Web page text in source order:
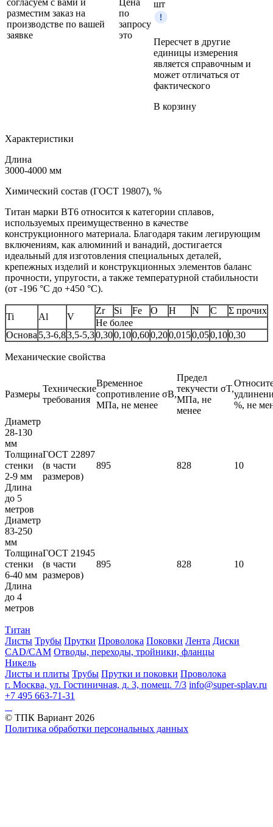
разместим заказ на
производстве по вашей
заявке
по
запросу
это
шт
Пересчет в другие
единицы измерения
является справочным и
может отличаться от
фактического
В корзину
Характеристики
Длина
3000-4000 мм
Химический состав (ГОСТ 19807), %
Титан марки BT6 относится к категории сплавов,
используемых преимущественно в качестве
конструкционного материала. Благодаря таким легирующим
включениям, как алюминий и ванадий, достигается
идеальный для изготовления специальных деталей,
крепежных изделий и конструкционных элементов баланс
прочности, упругости, а также температурной стабильности
(от -196 °С до +450 °С).
Ti Al V
Zr Si Fe O H N C
Σ прочих
Не более
Основа 5,3-6,83,5-5,30,300,100,600,200,0150,050,100,30
Механические свойства
Размеры
Технические
требования
Временное
сопротивление σB,
МПа, не менее
Предел
текучести σT,
МПа, не
менее
%, не
Диаметр
28-130
мм
Толщина
стенки
2-9 мм
Длина
до 5
метров
ГОСТ 22897
(в части
размеров)
895 828 10
Диаметр
83-250
мм
Толщина
стенки
6-40 мм
Длина
до 4
метров
ГОСТ 21945
(в части
размеров)
895 828 10
Титан
Листы Трубы Прутки Проволока Поковки Лента Диски
CAD/CAM Отводы, переходы, тройники, фланцы
Никель
Листы и плиты Трубы Прутки и поковки Проволока
г. Москва, ул. Гостиничная, д. 3, помещ. 7/3 info@super-splav.ru
+7 495 663-71-31
© ТПК Вариант 2026
Политика обработки персональных данных